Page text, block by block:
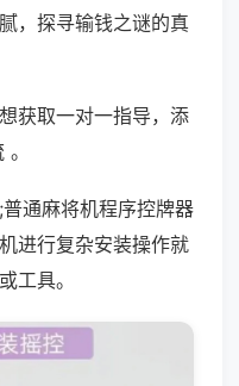
，探寻输钱之谜的真
获取一对一指导，添
通麻将机程序控牌器
进行复杂安装操作就
工具。